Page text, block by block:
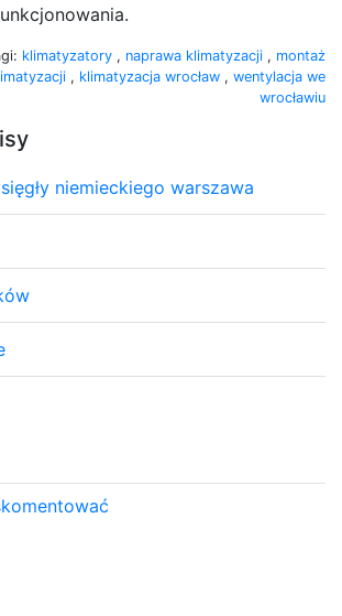
klimatyzatory , naprawa klimatyzacji , montaż
, klimatyzacja wrocław , wentylacja we
wrocławiu
niemieckiego warszawa